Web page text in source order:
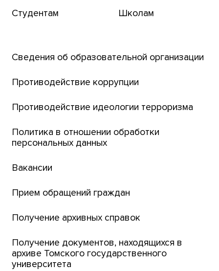
Транссибирский научный путь
Парк социогуманитарных технологий ТГУ
Английский для всех
ТГУ
Интернет-лицей
Открытые онлайн-курсы (MOOCs)
Платежи онлайн
Банк инициатив по развитию университета
Студентам Школам
Сведения об образовательной организации
Противодействие коррупции
Противодействие идеологии терроризма
Политика в отношении обработки
персональных данных
Вакансии
Прием обращений граждан
Получение архивных справок
Получение документов, находящихся в
архиве Томского государственного
университета